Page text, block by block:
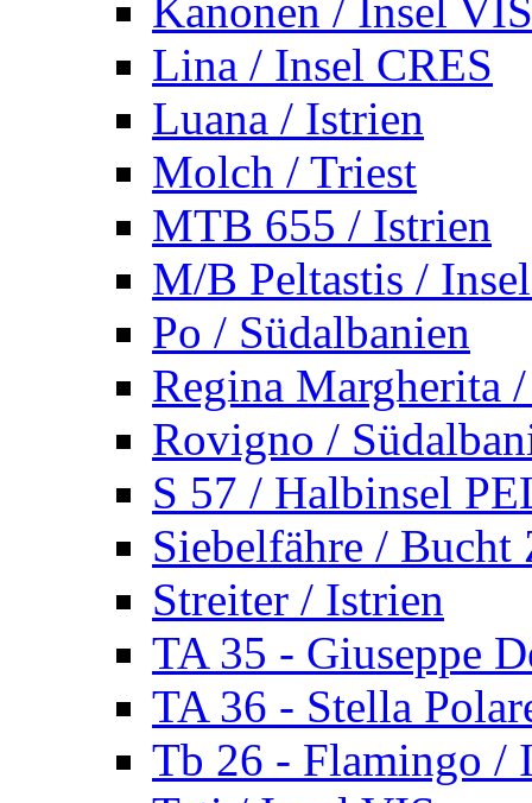
Kanonen / Insel VIS
Lina / Insel CRES
Luana / Istrien
Molch / Triest
MTB 655 / Istrien
M/B Peltastis /
Po / Südalbanien
Regina Margherita
Rovigno /
S 57 / Halbinsel
Siebelfähre / Bucht
Streiter / Istrien
TA 35 - Giuseppe
TA 36 - Stella
Tb 26 - Flamingo /